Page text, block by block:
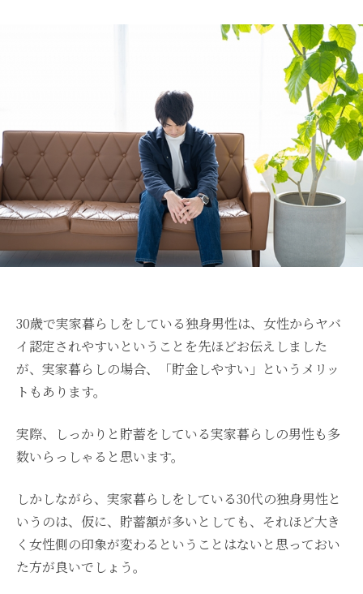
30歳で実家暮らしをしている独身男性は、女性からヤバ
イ認定されやすいということを先ほどお伝えしました
が、実家暮らしの場合、「貯金しやすい」というメリッ
トもあります。
実際、しっかりと貯蓄をしている実家暮らしの男性も多
数いらっしゃると思います。
しかしながら、実家暮らしをしている30代の独身男性と
いうのは、仮に、貯蓄額が多いとしても、それほど大き
く女性側の印象が変わるということはないと思っておい
た方が良いでしょう。